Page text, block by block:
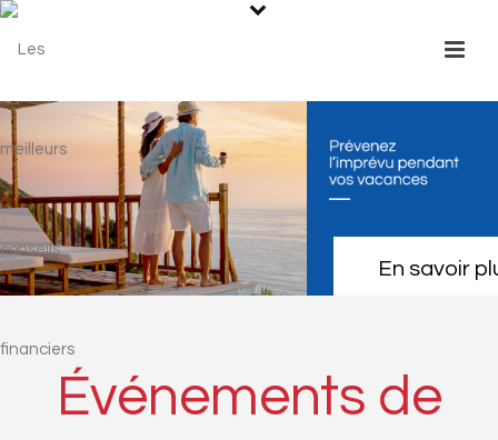
En savoir
Événements de